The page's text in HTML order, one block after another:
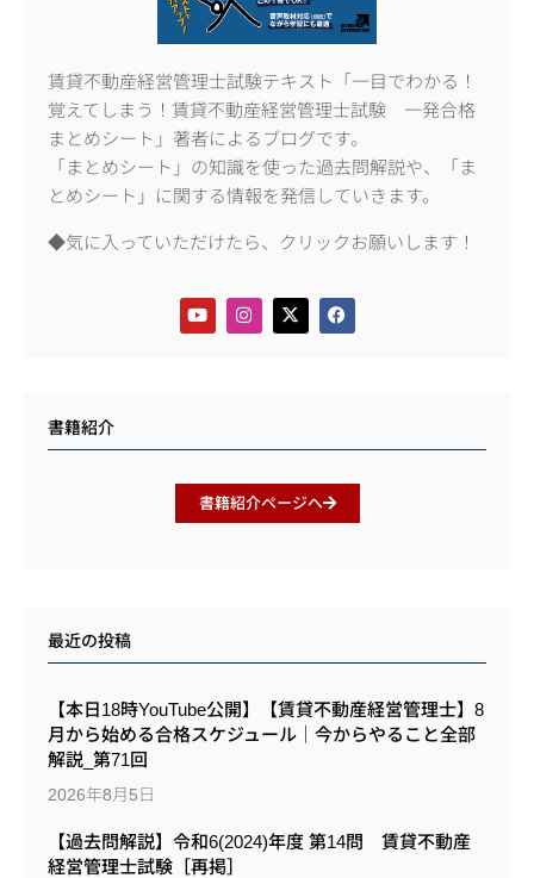
賃貸不動産経営管理士試験テキスト「一目でわかる！
覚えてしまう！賃貸不動産経営管理士試験 一発合格
まとめシート」著者によるブログです。
「まとめシート」の知識を使った過去問解説や、「ま
とめシート」に関する情報を発信していきます。
◆気に入っていただけたら、クリックお願いします！
書籍紹介
書籍紹介ページへ
最近の投稿
【本日18時YouTube公開】【賃貸不動産経営管理士】8
月から始める合格スケジュール｜今からやること全部
解説_第71回
2026年8月5日
【過去問解説】令和6(2024)年度 第14問 賃貸不動産
経営管理士試験［再掲］